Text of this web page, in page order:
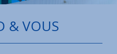
& VOUS